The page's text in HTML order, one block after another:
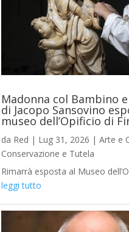
Madonna col Bambino
di Jacopo Sansovino
museo dell’Opificio di
da Red | Lug 31, 2026 |Arte e
Conservazione e Tutela
Rimarrà esposta al Museo
leggi tutto